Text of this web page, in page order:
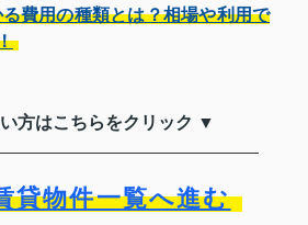
費用の種類とは？相場や利用で
方はこちらをクリック ▼
貸物件一覧へ進む